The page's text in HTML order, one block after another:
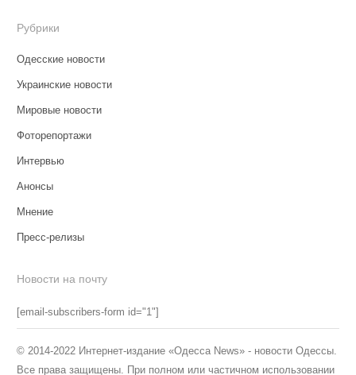
Рубрики
Одесские новости
Украинские новости
Мировые новости
Фоторепортажи
Интервью
Анонсы
Мнение
Пресс-релизы
Новости на почту
[email-subscribers-form id="1"]
© 2014-2022 Интернет-издание «Одесса News» - новости Одессы.
Все права защищены. При полном или частичном использовании